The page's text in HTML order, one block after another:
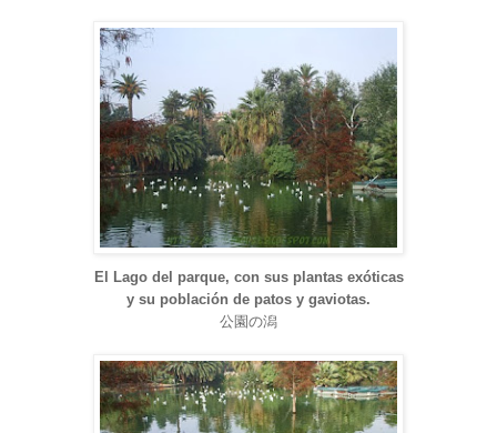
El Lago del parque, con sus plantas exóticas
y su población de patos y gaviotas.
公園の潟